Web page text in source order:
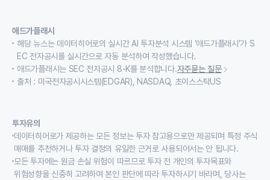
애드가플래시
해당 뉴스는 데이터히어로의 실시간 AI 투자분석 시스템 ‘애드가플래시’가 S
EC 전자공시를 실시간으로 자동 분석하여 작성했습니다.
애드가플래시는 SEC 전자공시 8-K를 분석합니다.자주묻는 질문
출처 : 미국전자공시시스템(EDGAR), NASDAQ, 초이스스탁US
투자유의
데이터히어로가 제공하는 모든 정보는 투자 참고용으로만 제공되며 특정 주식
매매를 추천하거나 투자 결정의 유일한 근거로 사용되어서는 안 됩니다.
모든 투자에는 원금 손실 위험이 따르므로 투자 전 개인의 투자목표와
위험성향을 신중히 고려하여 본인 판단에 따라 투자하시기 바라며, 당사는